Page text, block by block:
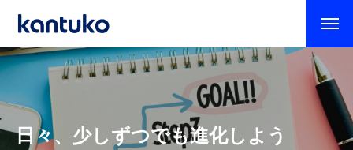
日々、少しずつでも進化しよう